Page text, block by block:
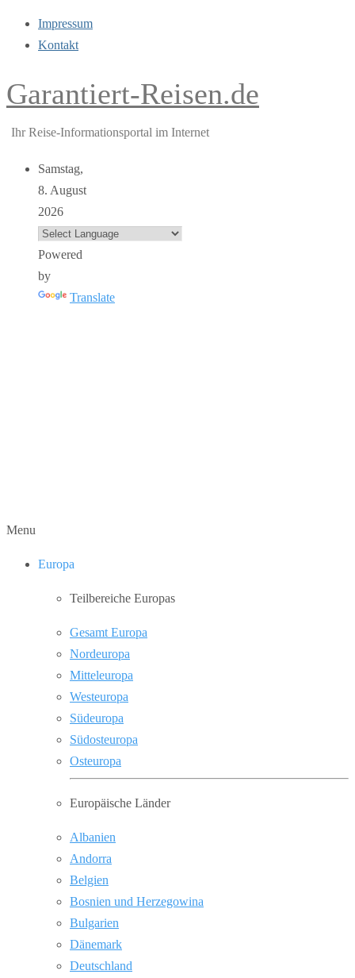
Impressum
Kontakt
Garantiert-Reisen.de
Ihr Reise-Informationsportal im Internet
Samstag,
8. August
2026
Powered
by
Translate
Menu
Europa
Teilbereiche Europas
Gesamt Europa
Nordeuropa
Mitteleuropa
Westeuropa
Südeuropa
Südosteuropa
Osteuropa
Europäische Länder
Albanien
Andorra
Belgien
Bosnien und Herzegowina
Bulgarien
Dänemark
Deutschland